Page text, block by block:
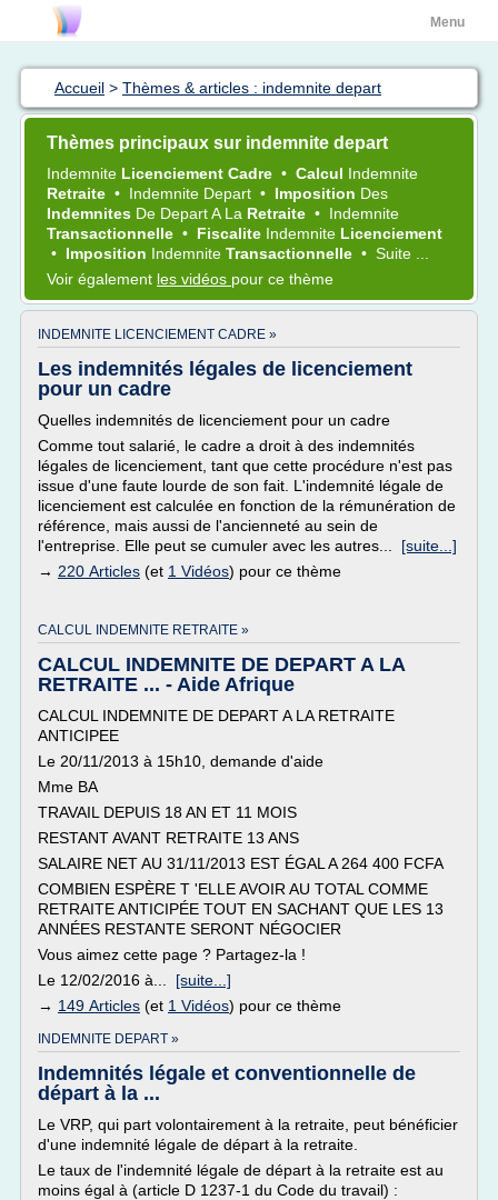
Menu
Accueil > Thèmes & articles : indemnite depart
Thèmes principaux sur indemnite depart
Indemnite Licenciement Cadre • Calcul Indemnite
Retraite • Indemnite Depart • Imposition Des
Indemnites De DepartA La Retraite • Indemnite
Transactionnelle • Fiscalite Indemnite Licenciement
• Imposition Indemnite Transactionnelle • Suite ...
Voir également les vidéos pour ce thème
INDEMNITE LICENCIEMENT CADRE »
Les indemnités légales de licenciement
pour un cadre
Quelles indemnités de licenciement pour un cadre
Comme tout salarié, le cadre a droit à des indemnités
légales de licenciement, tant que cette procédure n'est pas
issue d'une faute lourde de son fait. L'indemnité légale de
licenciement est calculée en fonction de la rémunération de
référence, mais aussi de l'ancienneté au sein de
l'entreprise. Elle peut se cumuler avec les autres... [suite...]
→ 220 Articles (et 1 Vidéos) pour ce thème
CALCUL INDEMNITE RETRAITE »
CALCUL INDEMNITE DE DEPART A LA
RETRAITE ... - Aide Afrique
CALCUL INDEMNITE DE DEPART A LA RETRAITE
ANTICIPEE
Le 20/11/2013 à 15h10, demande d'aide
Mme BA
TRAVAIL DEPUIS 18 AN ET 11 MOIS
RESTANT AVANT RETRAITE 13 ANS
SALAIRE NET AU 31/11/2013 EST ÉGAL A 264 400 FCFA
COMBIEN ESPÈRE T 'ELLE AVOIR AU TOTAL COMME
RETRAITE ANTICIPÉE TOUT EN SACHANT QUE LES 13
ANNÉES RESTANTE SERONT NÉGOCIER
Vous aimez cette page ? Partagez-la !
Le 12/02/2016 à... [suite...]
→ 149 Articles (et 1 Vidéos) pour ce thème
INDEMNITE DEPART »
Indemnités légale et conventionnelle de
départ à la ...
Le VRP, qui part volontairement à la retraite, peut bénéficier
d'une indemnité légale de départ à la retraite.
Le taux de l'indemnité légale de départ à la retraite est au
moins égal à (article D 1237-1 du Code du travail) :